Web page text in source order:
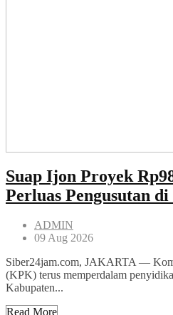
Suap Ijon Proyek
Perluas Pengusutan
ADMIN
09 Aug 2026
Siber24jam.com, JAKARTA —
(KPK) terus memperdalam
Kabupaten...
Read More